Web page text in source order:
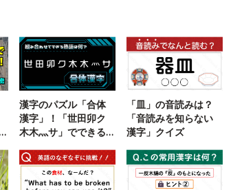
漢字のパズル「合体
漢字」！「世田卯ク
木木灬サ」でできる
「皿」の音読みは？
「音読みを知らない
漢字」クイズ